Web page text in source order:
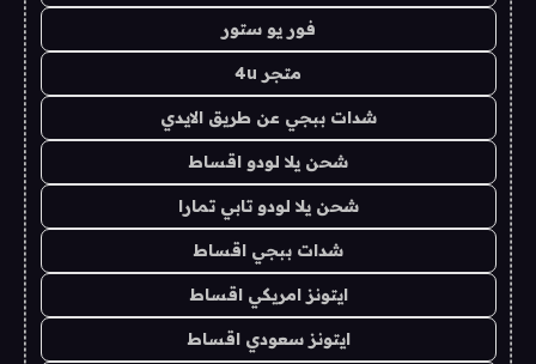
فور يو ستور
متجر 4u
شدات ببجي عن طريق الايدي
شحن يلا لودو اقساط
شحن يلا لودو تابي تمارا
شدات ببجي اقساط
ايتونز امريكي اقساط
ايتونز سعودي اقساط